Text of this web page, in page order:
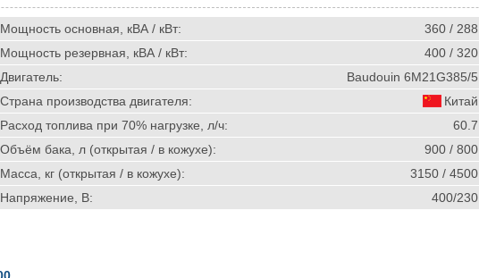
Мощность основная, кВА / кВт:
360 / 288
Мощность резервная, кВА / кВт:
400 / 320
Двигатель:
Baudouin 6M21G385/5
Страна производства двигателя:
Китай
Расход топлива при 70% нагрузке, л/ч:
60.7
Объём бака, л (открытая / в кожухе):
900 / 800
Масса, кг (открытая / в кожухе):
3150 / 4500
Напряжение, В:
400/230